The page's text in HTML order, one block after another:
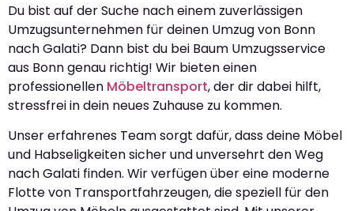
Du bist auf der Suche nach einem zuverlässigen
Umzugsunternehmen für deinen Umzug von Bonn
nach Galati? Dann bist du bei Baum Umzugsservice
aus Bonn genau richtig! Wir bieten einen
professionellen Möbeltransport, der dir dabei hilft,
stressfrei in dein neues Zuhause zu kommen.
Unser erfahrenes Team sorgt dafür, dass deine Möbel
und Habseligkeiten sicher und unversehrt den Weg
nach Galati finden. Wir verfügen über eine moderne
Flotte von Transportfahrzeugen, die speziell für den